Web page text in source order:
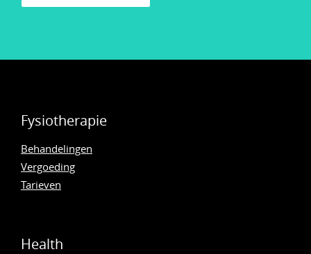
Fysiotherapie
Behandelingen
Vergoeding
Tarieven
Health